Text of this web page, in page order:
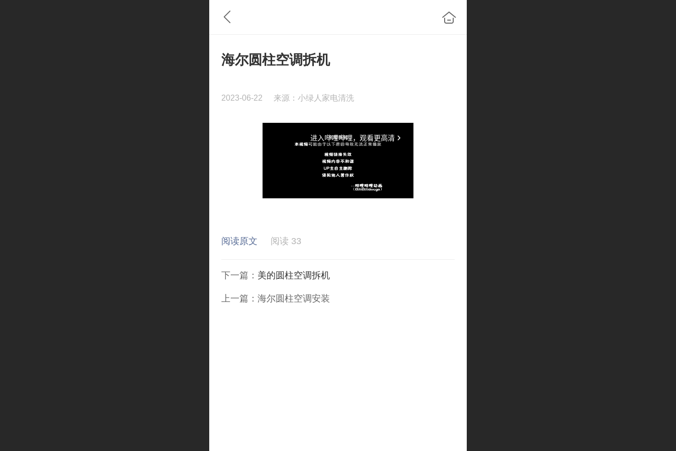
海尔圆柱空调拆机
2023-06-22 来源：小绿人家电清洗
阅读原文 阅读 33
下一篇： 美的圆柱空调拆机
上一篇： 海尔圆柱空调安装